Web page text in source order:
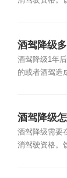
酒驾降级
酒驾降级1年
的或者酒驾造
酒驾降级
酒驾降级需要
消驾驶资格。